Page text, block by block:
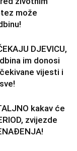
može
DJEVICU,
im donosi
vijesti i
kakav će
zvijezde